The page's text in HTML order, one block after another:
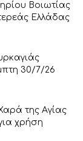
Βοιωτίας
Ελλάδας
30/7/26
της Αγίας
χρήση